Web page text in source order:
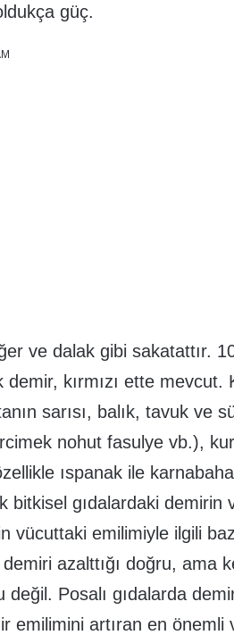
güç.
ve dalak gibi sakatattır.
kırmızı ette mevcut.
sarısı, balık, tavuk ve
nohut fasulye vb.),
ıspanak ile
gıdalardaki demirin
vücuttaki emilimiyle ilgili
azalttığı doğru, ama
Posalı gıdalarda
emilimini artıran en önemli